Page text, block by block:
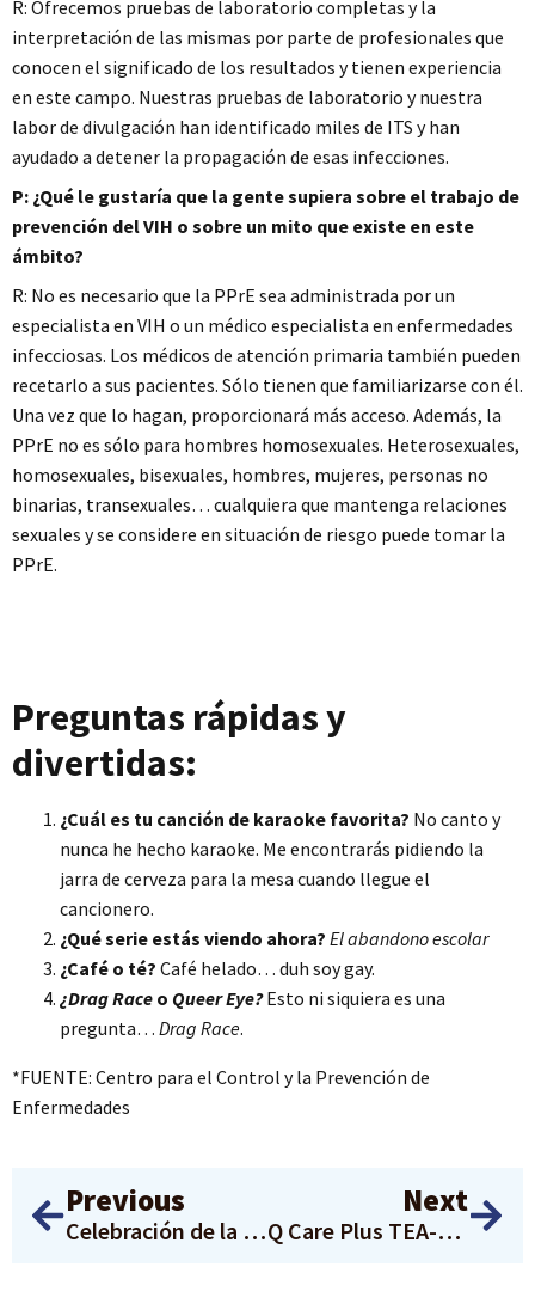
R: Ofrecemos pruebas de laboratorio completas y la
interpretación de las mismas por parte de profesionales que
conocen el significado de los resultados y tienen experiencia
en este campo. Nuestras pruebas de laboratorio y nuestra
labor de divulgación han identificado miles de ITS y han
ayudado a detener la propagación de esas infecciones.
P: ¿Qué le gustaría que la gente supiera sobre el trabajo de
prevención del VIH o sobre un mito que existe en este
ámbito?
R: No es necesario que la PPrE sea administrada por un
especialista en VIH o un médico especialista en enfermedades
infecciosas. Los médicos de atención primaria también pueden
recetarlo a sus pacientes. Sólo tienen que familiarizarse con él.
Una vez que lo hagan, proporcionará más acceso. Además, la
PPrE no es sólo para hombres homosexuales. Heterosexuales,
homosexuales, bisexuales, hombres, mujeres, personas no
binarias, transexuales… cualquiera que mantenga relaciones
sexuales y se considere en situación de riesgo puede tomar la
PPrE.
Preguntas rápidas y
divertidas:
¿Cuál es tu canción de karaoke favorita? No canto y
nunca he hecho karaoke. Me encontrarás pidiendo la
jarra de cerveza para la mesa cuando llegue el
cancionero.
¿Qué serie estás viendo ahora? El abandono escolar
¿Café o té? Café helado… duh soy gay.
¿Drag Race o Queer Eye? Esto ni siquiera es una
pregunta… Drag Race.
*FUENTE: Centro para el Control y la Prevención de
Enfermedades
Previous
Celebración de la excelencia AAPI y LGBTQ
Next
Q Care Plus TEA-stimonial: Conoce a Mia Berry